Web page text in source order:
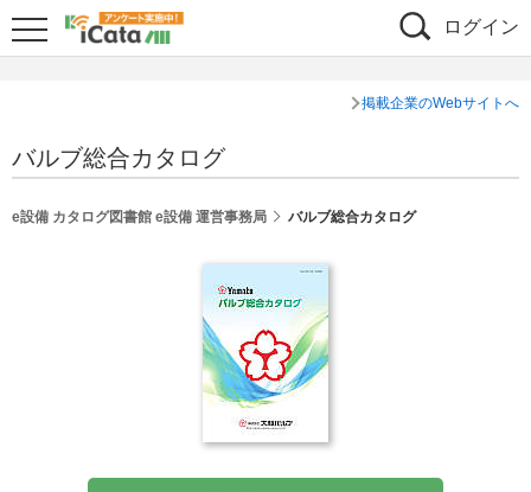
ログイン
掲載企業のWebサイトへ
バルブ総合カタログ
e設備 カタログ図書館 e設備 運営事務局 バルブ総合カタログ